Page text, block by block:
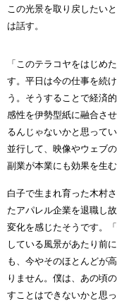
この光景を取り戻したい
は話す。
「このテラコヤをはじめ
す。平日は今の仕事を続
う。そうすることで経済
感性を伊勢型紙に融合さ
るんじゃないかと思って
並行して、映像やウェブ
副業が本業にも効果を生
白子で生まれ育った木村
たアパレル企業を退職し
変化を感じたそうです。
している風景があたり前
も、今やそのほとんどが
りません。僕は、あの頃
すことはできないかと思